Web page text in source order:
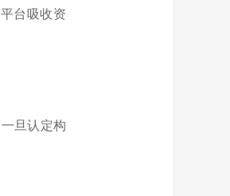
台吸收资
旦认定构